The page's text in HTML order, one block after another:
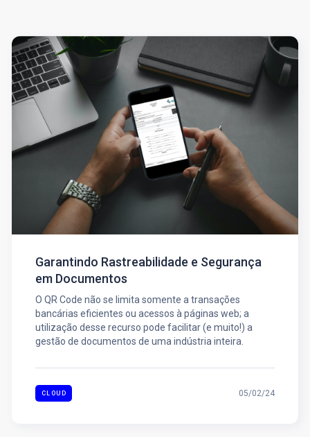
Garantindo Rastreabilidade e Segurança
em Documentos
O QR Code não se limita somente a transações
bancárias eficientes ou acessos à páginas web; a
utilização desse recurso pode facilitar (e muito!) a
gestão de documentos de uma indústria inteira.
CLOUD 05/02/24